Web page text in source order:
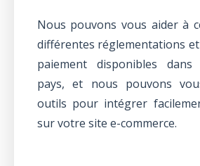
Nous pouvons vous aider à
différentes réglementations
paiement disponibles
pays, et nous pouvons
outils pour intégrer
sur votre site e-commerce.